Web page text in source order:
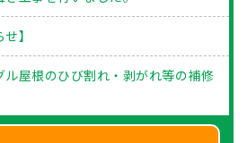
】
ル屋根のひび割れ・剥がれ等の補修